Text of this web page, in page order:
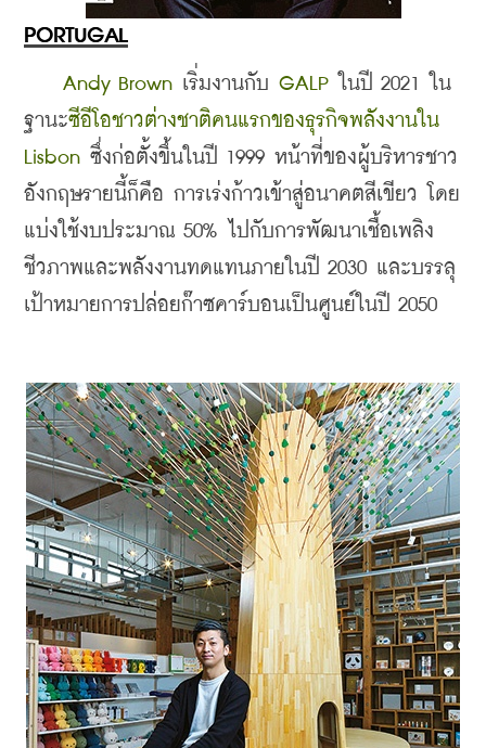
PORTUGAL
Andy Brown เริ่มงานกับ GALP ในปี 2021 ใน
ฐานะซีอีโอชาวต่างชาติคนแรกของธุรกิจพลังงานใน
Lisbon ซึ่งก่อตั้งขึ้นในปี 1999 หน้าที่ของผู้บริหารชาว
อังกฤษรายนี้ก็คือ การเร่งก้าวเข้าสู่อนาคตสีเขียว โดย
แบ่งใช้งบประมาณ 50% ไปกับการพัฒนาเชื้อเพลิง
ชีวภาพและพลังงานทดแทนภายในปี 2030 และบรรลุ
เป้าหมายการปล่อยก๊าซคาร์บอนเป็นศูนย์ในปี 2050